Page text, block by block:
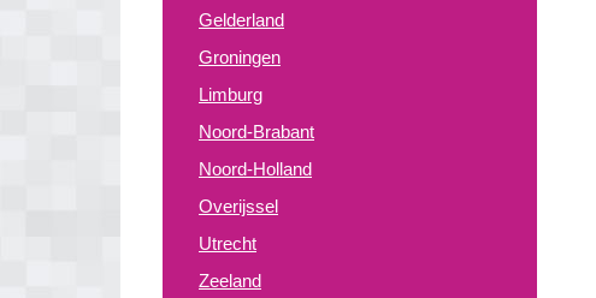
Gelderland
Groningen
Limburg
Noord-Brabant
Noord-Holland
Overijssel
Utrecht
Zeeland